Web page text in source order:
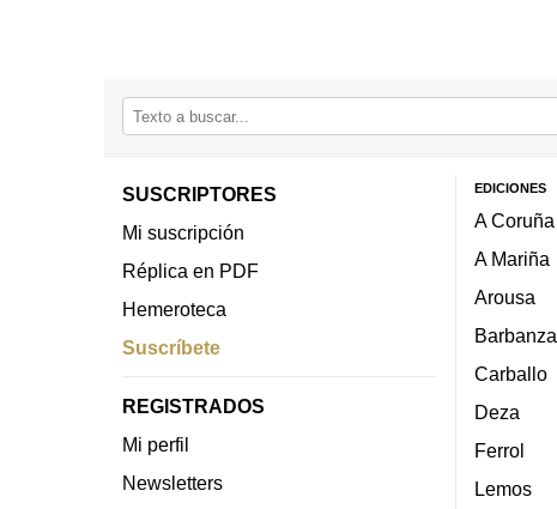
SUSCRIPTORES
Mi suscripción
Réplica en PDF
Hemeroteca
Suscríbete
REGISTRADOS
Mi perfil
Newsletters
EDICIONES
A Coruña
A Mariña
Arousa
Barbanza
Carballo
Deza
Ferrol
Lemos